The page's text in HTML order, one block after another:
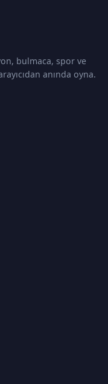
bulmaca, spor ve
anında oyna.